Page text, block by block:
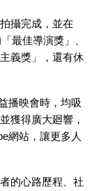
攝完成，並在
最佳導演獎」、
義獎」，還有休
播映會時，均吸
獲得廣大廻響，
網站，讓更多人
的心路歷程、社